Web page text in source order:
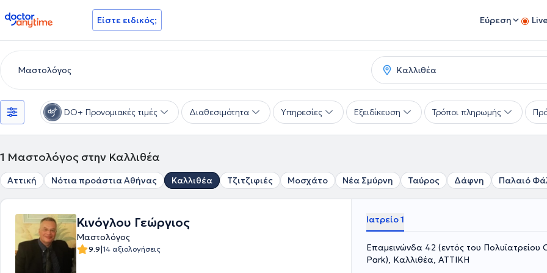
doctoranytime Είστε ειδικός; Εύρεση
DO+ Προνομιακές τιμές Διαθεσιμότητα Υπηρεσίες Εξειδίκευση Τρόποι πληρωμής
1 Μαστολόγος στην Καλλιθέα
Αττική Νότια προάστια Αθήνας Καλλιθέα Τζιτζιφιές Μοσχάτο Νέα Σμύρνη Ταύρος Δάφνη Παλαιό
Κινόγλου Γεώργιος
Μαστολόγος
9.9|14 αξιολογήσεις
Ιατρείο 1
Επαμεινώνδα 42 (εντός του Πολυϊατρείου
Park), Καλλιθέα, ΑΤΤΙΚΗ